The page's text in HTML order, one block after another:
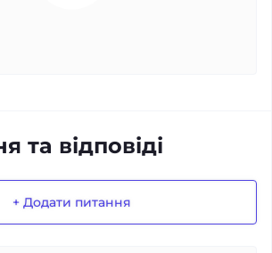
та відповіді
+ Додати питання